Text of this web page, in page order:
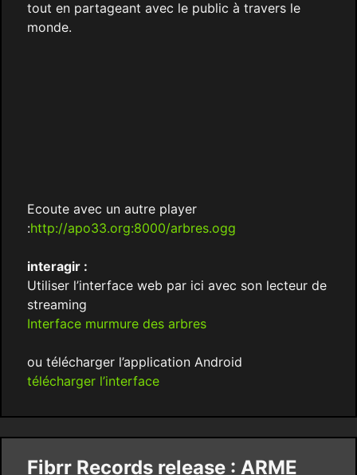
tout en partageant avec le public à travers le
monde.
Ecoute avec un autre player
:http://apo33.org:8000/arbres.ogg
interagir :
Utiliser l’interface web par ici avec son lecteur de
streaming
Interface murmure des arbres
ou télécharger l’application Android
télécharger l’interface
Fibrr Records release : ARME